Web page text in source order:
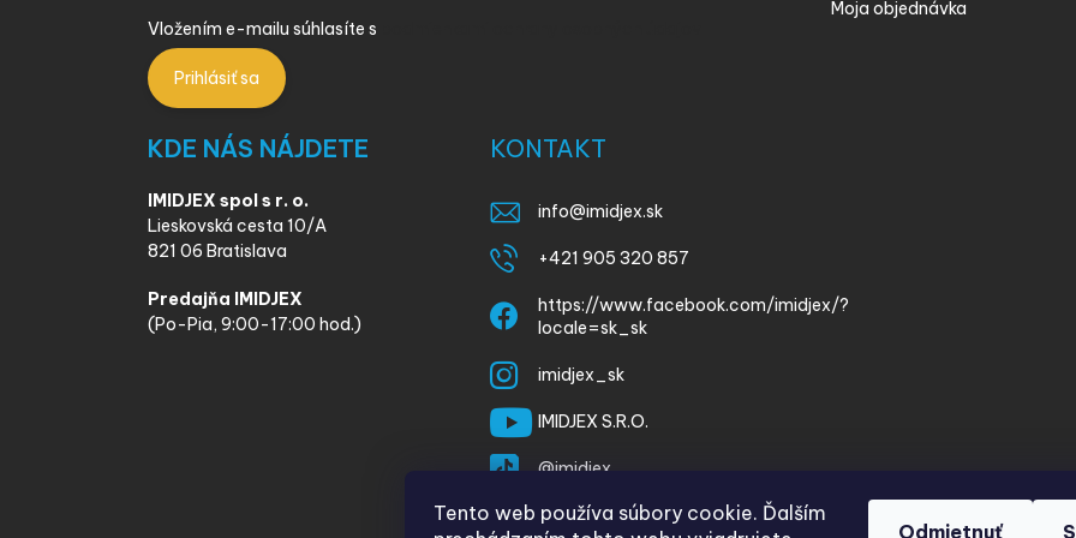
Tento web používa súbory cookie. Ďalším
Odmietnuť
Vložením e-mailu súhlasíte s
Prihlásiť sa
Moja objednávka
KDE NÁS NÁJDETE
IMIDJEX spol s r. o.
Lieskovská cesta 10/A
821 06 Bratislava
Predajňa IMIDJEX
(Po-Pia, 9:00-17:00 hod.)
KONTAKT
info@imidjex.sk
+421 905 320 857
https://www.facebook.com/imidjex/?
locale=sk_sk
imidjex_sk
IMIDJEX S.R.O.
@imidjex